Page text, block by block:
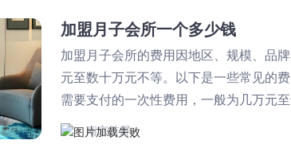
加盟月子会所一个多少钱
加盟月子会所的费用因地区、规模、品
元至数十万元不等。以下是一些常见的
需要支付的一次性费用，一般为几万元
也不同，有些品牌的加盟费较高，
南京首屏